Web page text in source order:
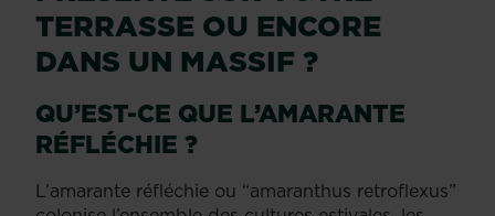
TERRASSE OU ENCORE
DANS UN MASSIF ?
QU’EST-CE QUE L’AMARANTE
RÉFLÉCHIE ?
L’amarante réfléchie ou “amaranthus retroflexus”